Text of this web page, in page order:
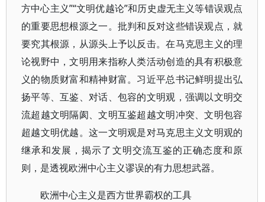
方中心主义”“文明优越论”和历史虚无主义等错误观点
的重要思想根源之一。批判和反对这些错误观点，就
要究其根源，从源头上予以反击。在马克思主义的理
论视野中，文明用来指称人类活动创造的具有积极意
义的物质财富和精神财富。习近平总书记鲜明提出弘
扬平等、互鉴、对话、包容的文明观，强调以文明交
流超越文明隔阂、文明互鉴超越文明冲突、文明包容
超越文明优越。这一文明观是对马克思主义文明观的
继承和发展，揭示了文明交流互鉴的正确态度和原
则，是透视欧洲中心主义谬误的有力思想武器。
欧洲中心主义是西方世界霸权的工具